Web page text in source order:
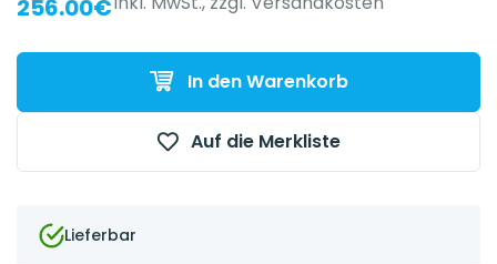
{{ name }} auf {{ platform }}
256.00€
In den Warenkorb
Auf die Merkliste
Lieferbar